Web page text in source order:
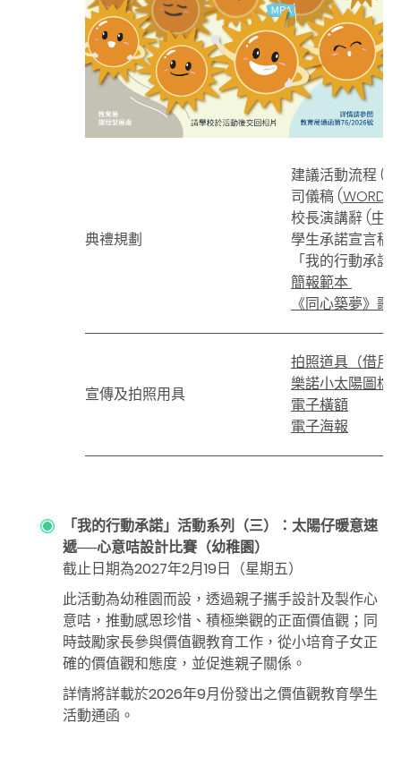
典禮規劃
建議活動流程 (
司儀稿(WORD
校長演講辭(中
學生承諾宣言稿
「我的行動承
簡報範本
《同心築夢》歌
宣傳及拍照用具
拍照道具（借用
樂諾小太陽圖檔
電子橫額
電子海報
「我的行動承諾」活動系列（三）：太陽仔暖意速
遞──心意咭設計比賽（幼稚園）
截止日期為2027年2月19日（星期五）
此活動為幼稚園而設，透過親子攜手設計及製作心
意咭，推動感恩珍惜、積極樂觀的正面價值觀；同
時鼓勵家長參與價值觀教育工作，從小培育子女正
確的價值觀和態度，並促進親子關係。
詳情將詳載於2026年9月份發出之價值觀教育學生
活動通函。